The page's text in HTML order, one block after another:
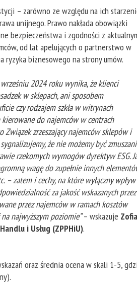
– zarówno ze względu na ich
unijnego. Prawo nakłada obowiązki
bezpieczeństwa i zgodności z
od lat apelujących o partnerstwo w
ryzyka biznesowego na strony umów.
2024 roku wynika, że klienci
w sklepach, ani sposobem
czy rodzajem szkła w witrynach
kierowane do najemców w centrach
Związek zrzeszający najemców sklepów i
że nie możemy być zmuszani
rzekomych wymogów dyrektyw ESG.
wagę do zupełnie innych
zatem i cechy, na które wyłączny wpływ
za jakość wskazanych przez
przez najemców w ramach kosztów
najwyższym poziomie”– wskazuje Zofia
i Usług (ZPPHiU).
oraz średnia ocena w skali 1-5,